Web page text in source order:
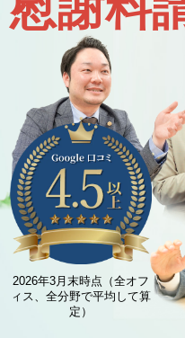
2026年3月末時点（全オフ
ィス、全分野で平均して算
定）